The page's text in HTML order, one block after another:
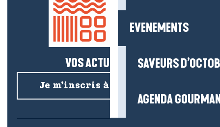
EVENEMENTS
SAVEURS
AGENDA
VOS ACTUS SALÉES !
Je m’inscris à la newsletter